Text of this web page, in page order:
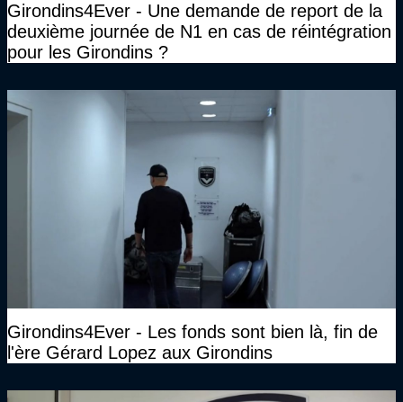
Girondins4Ever - Une demande de report de la
deuxième journée de N1 en cas de réintégration
pour les Girondins ?
Girondins4Ever - Les fonds sont bien là, fin de
l'ère Gérard Lopez aux Girondins